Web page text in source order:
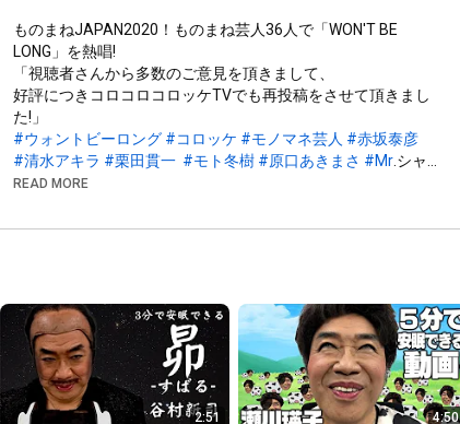
ものまねJAPAN2020！ものまね芸人36人で「WON'T BE
LONG」を熱唱!
「視聴者さんから多数のご意見を頂きまして、
好評につきコロコロコロッケTVでも再投稿をさせて頂きまし
#ウォントビーロング #コロッケ #モノマネ芸人 #赤坂泰彦
#清水アキラ #栗田貫一 #モト冬樹 #原口あきまさ #Mr .シャチ
ホコ #みはる
#ノブ#フッキー#コージー冨田#ツートン青木#みかん
#むらせ#Bro .KORN
出演者※登場順、敬称略
コロッケ、赤坂泰彦（ご本人）、清水アキラ、栗田貫一、モト
冬樹、原口あきまさ、Mr.シャチホコ、みはる、荒牧陽子、山寺
READ MORE
2:51 4:50